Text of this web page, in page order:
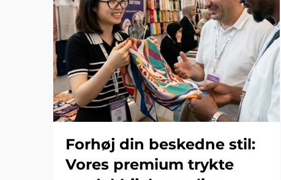
Forhøj din beskedne stil:
Vores premium trykte